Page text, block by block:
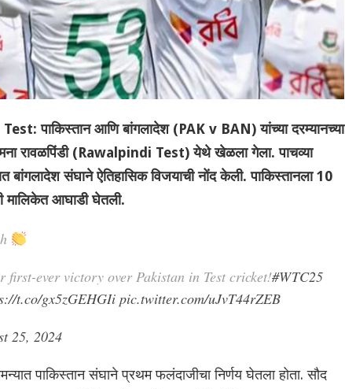
पाकिस्तान आणि बांगलादेश (PAK v BAN) यांच्या दरम्यानच्या
रावळपिंडी (Rawalpindi Test) येथे खेळला गेला. पाचव्या
बांगलादेश संघाने ऐतिहासिक विजयाची नोंद केली. पाकिस्तानला 10
मालिकेत आघाडी घेतली.
first-ever victory over Pakistan in Test cricket!#WTC25
t.co/gx5zGEHGIi pic.twitter.com/uJvT44rZEB
25, 2024
पाकिस्तान संघाने प्रथम फलंदाजीचा निर्णय घेतला होता. सौद